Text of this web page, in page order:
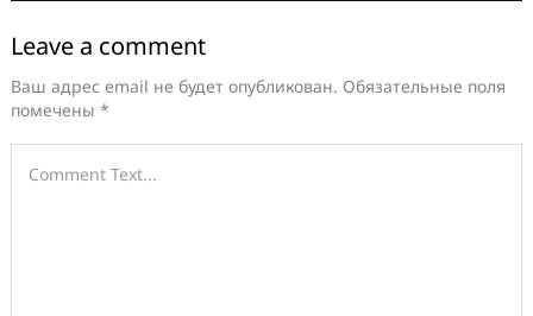
Leave a comment
Ваш адрес email не будет опубликован. Обязательные поля
помечены *